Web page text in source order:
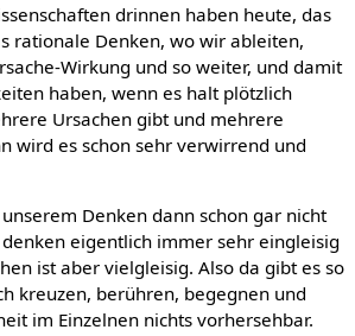
drinnen haben heute, das
rationale Denken, wo wir ableiten,
Wirkung und so weiter, und damit
haben, wenn es halt plötzlich
Ursachen gibt und mehrere
wird es schon sehr verwirrend und
Denken dann schon gar nicht
eigentlich immer sehr eingleisig
ist aber vielgleisig. Also da gibt es so
kreuzen, berühren, begegnen und
im Einzelnen nichts vorhersehbar.